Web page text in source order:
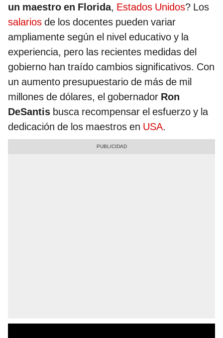
un maestro en Florida, Estados Unidos? Los
salarios de los docentes pueden variar
ampliamente según el nivel educativo y la
experiencia, pero las recientes medidas del
gobierno han traído cambios significativos. Con
un aumento presupuestario de más de mil
millones de dólares, el gobernador Ron
DeSantis busca recompensar el esfuerzo y la
dedicación de los maestros en USA.